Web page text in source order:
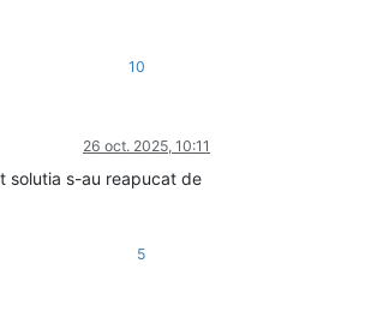
10
26 oct. 2025, 10:11
solutia s-au reapucat de
5